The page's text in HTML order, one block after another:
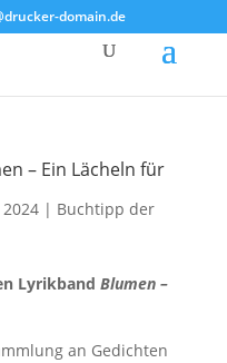
domain.de
– Ein Lächeln für
2024| Buchtipp der
Lyrikband Blumen –
an Gedichten